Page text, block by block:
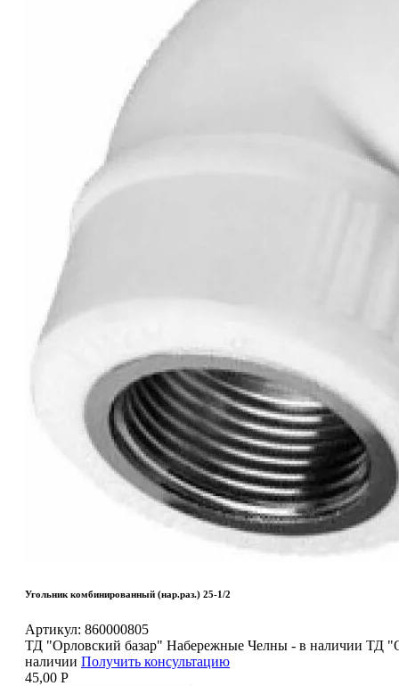
Угольник комбинированный (нар.раз.) 25-1/2
Артикул: 860000805
ТД "Орловский базар" Набережные Челны - в наличии ТД
наличии Получить консультацию
45,00 Р